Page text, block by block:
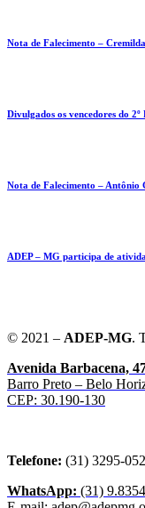
Nota de Falecimento –
Divulgados os vencedores do
Nota de Falecimento – Antônio
ADEP – MG participa de
© 2021 – ADEP-MG.
Avenida Barbacena,
Barro Preto – Belo
CEP: 30.190-130
Telefone: (31) 3295-
WhatsApp: (31)